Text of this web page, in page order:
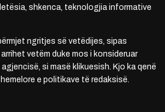
shkenca, teknologjia informative
ngritjes së vetëdijes, sipas
vetëm duke mos i konsideruar
si masë klikuesish. Kjo ka qenë
e politikave të redaksisë.